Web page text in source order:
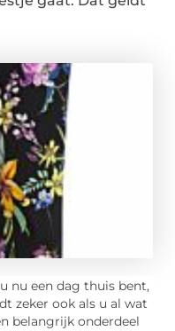
nu een dag thuis bent,
zeker ook als u al wat
belangrijk onderdeel